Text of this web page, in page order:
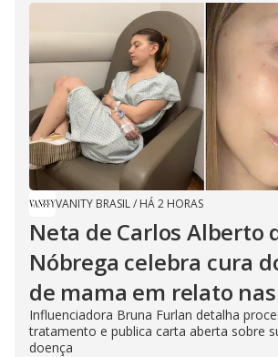
VANITY BRASIL/ HÁ 2 HORAS
Neta de Carlos Alberto
Nóbrega celebra cura
de mama em relato
Influenciadora Bruna Furlan detalha
tratamento e publica carta aberta sobre
doença